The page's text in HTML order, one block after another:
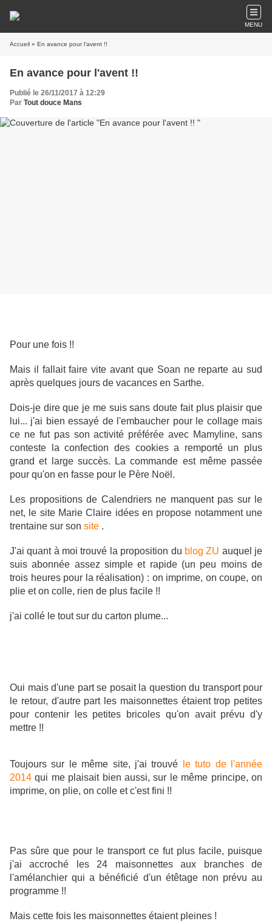
MENU
Accueil » En avance pour l'avent !!
En avance pour l'avent !!
Publié le 26/11/2017 à 12:29
Par Tout douce Mans
Pour une fois !!
Mais il fallait faire vite avant que Soan ne reparte au sud
après quelques jours de vacances en Sarthe.
Dois-je dire que je me suis sans doute fait plus plaisir que
lui... j'ai bien essayé de l'embaucher pour le collage mais
ce ne fut pas son activité préférée avec Mamyline, sans
conteste la confection des cookies a remporté un plus
grand et large succès. La commande est même passée
pour qu'on en fasse pour le Père Noël.
Les propositions de Calendriers ne manquent pas sur le
net, le site Marie Claire idées en propose notamment une
trentaine sur son site .
J'ai quant à moi trouvé la proposition du blog ZU auquel je
suis abonnée assez simple et rapide (un peu moins de
trois heures pour la réalisation) : on imprime, on coupe, on
plie et on colle, rien de plus facile !!
j'ai collé le tout sur du carton plume...
Oui mais d'une part se posait la question du transport pour
le retour, d'autre part les maisonnettes étaient trop petites
pour contenir les petites bricoles qu'on avait prévu d'y
mettre !!
Toujours sur le même site, j'ai trouvé
le tuto de l'année
2014qui me plaisait bien aussi, sur le même principe, on
imprime, on plie, on colle et c'est fini !!
Pas sûre que pour le transport ce fut plus facile, puisque
j'ai accroché les 24 maisonnettes aux branches de
l'amélanchier qui a bénéficié d'un étêtage non prévu au
programme !!
Mais cette fois les maisonnettes étaient pleines !